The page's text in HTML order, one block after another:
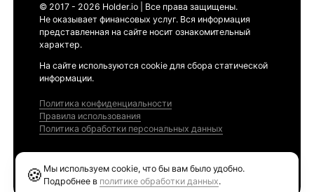
© 2017 - 2026 Holder.io | Все права защищены.
Не оказывает финансовых услуг. Вся информация
представленная на сайте носит ознакомительный
характер.
На сайте используются cookie для сбора статической
информации.
Политика конфиденциальности
Правила использования
Политика обработки персональных данных
🍪 Мы используем cookie, что бы вам было удобно.
Подробнее в политике обработки данных.
Ethereum GAS Tracker